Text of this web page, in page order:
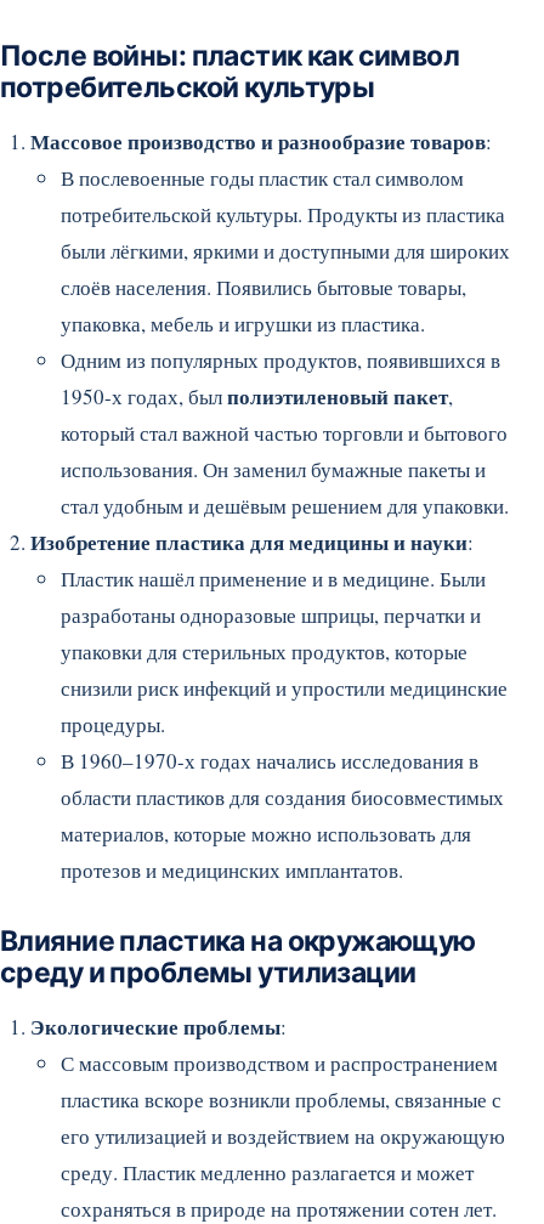
После войны: пластик как символ
потребительской культуры
Массовое производство и разнообразие товаров:
В послевоенные годы пластик стал символом
потребительской культуры. Продукты из пластика
были лёгкими, яркими и доступными для широких
слоёв населения. Появились бытовые товары,
упаковка, мебель и игрушки из пластика.
Одним из популярных продуктов, появившихся в
1950-х годах, былполиэтиленовый пакет,
который стал важной частью торговли и бытового
использования. Он заменил бумажные пакеты и
стал удобным и дешёвым решением для упаковки.
Изобретение пластика для медицины и науки:
Пластик нашёл применение и в медицине. Были
разработаны одноразовые шприцы, перчатки и
упаковки для стерильных продуктов, которые
снизили риск инфекций и упростили медицинские
процедуры.
В 1960–1970-х годах начались исследования в
области пластиков для создания биосовместимых
материалов, которые можно использовать для
протезов и медицинских имплантатов.
Влияние пластика на окружающую
среду и проблемы утилизации
Экологические проблемы:
С массовым производством и распространением
пластика вскоре возникли проблемы, связанные с
его утилизацией и воздействием на окружающую
среду. Пластик медленно разлагается и может
сохраняться в природе на протяжении сотен лет.